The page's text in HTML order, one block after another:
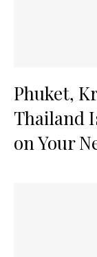
Phuket,
Thailand
on Your